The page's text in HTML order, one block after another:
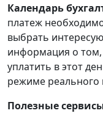
Календарь
платеж
выбрать
информация о том,
уплатить в этот
режиме реального
Полезные